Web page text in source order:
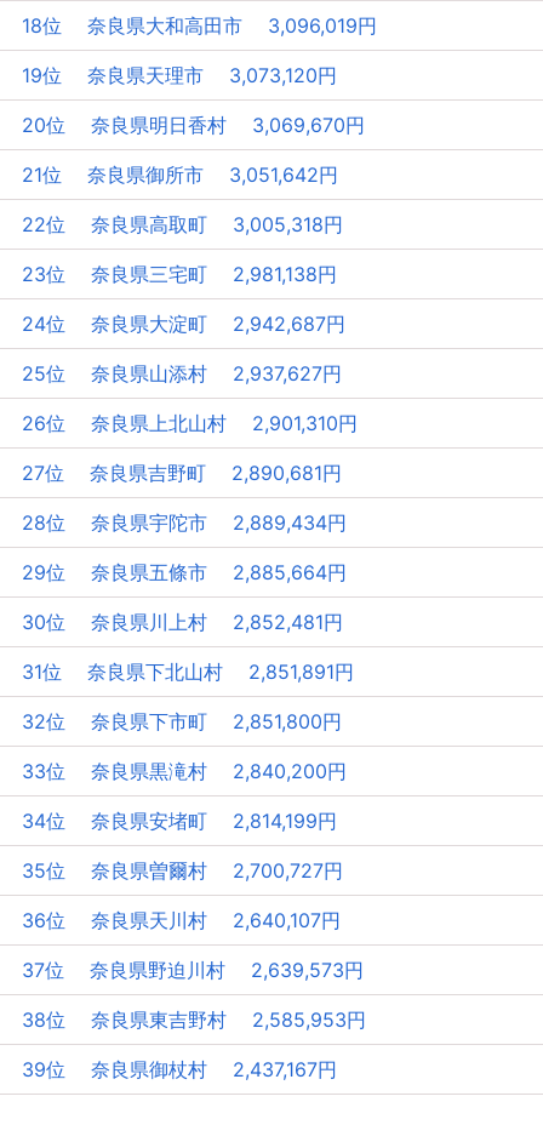
18位 奈良県大和高田市 3,096,019円
19位 奈良県天理市 3,073,120円
20位 奈良県明日香村 3,069,670円
21位 奈良県御所市 3,051,642円
22位 奈良県高取町 3,005,318円
23位 奈良県三宅町 2,981,138円
24位 奈良県大淀町 2,942,687円
25位 奈良県山添村 2,937,627円
26位 奈良県上北山村 2,901,310円
27位 奈良県吉野町 2,890,681円
28位 奈良県宇陀市 2,889,434円
29位 奈良県五條市 2,885,664円
30位 奈良県川上村 2,852,481円
31位 奈良県下北山村 2,851,891円
32位 奈良県下市町 2,851,800円
33位 奈良県黒滝村 2,840,200円
34位 奈良県安堵町 2,814,199円
35位 奈良県曽爾村 2,700,727円
36位 奈良県天川村 2,640,107円
37位 奈良県野迫川村 2,639,573円
38位 奈良県東吉野村 2,585,953円
39位 奈良県御杖村 2,437,167円